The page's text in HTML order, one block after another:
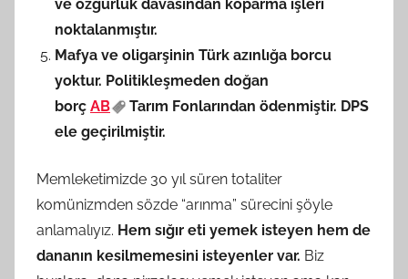
ve özgürlük davasından koparma işleri
noktalanmıştır.
Mafya ve oligarşinin Türk azınlığa borcu
yoktur. Politikleşmeden doğan
borç AB
Tarım Fonlarından ödenmiştir. DPS
ele geçirilmiştir.
Memleketimizde 30 yıl süren totaliter
komünizmden sözde “arınma” sürecini şöyle
anlamalıyız. Hem sığır eti yemek isteyen hem de
dananın kesilmemesini isteyenler var. Biz